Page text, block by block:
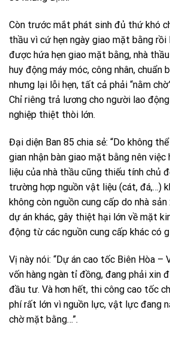
Còn trước mắt phát sinh đủ thứ khó
thầu vì cứ hẹn ngày giao mặt bằng rồi
được hứa hẹn giao mặt bằng, nhà thầu
huy động máy móc, công nhân, chuẩn
nhưng lại lỗi hẹn, tất cả phải “nằm
Chỉ riêng trả lương cho người lao
nghiệp thiệt thòi lớn.
Đại diện Ban 85 chia sẻ: “Do không
gian nhận bàn giao mặt bằng nên
liệu của nhà thầu cũng thiếu tính chủ
trường hợp nguồn vật liệu (cát, đá,…)
không còn nguồn cung cấp do nhà
dự án khác, gây thiệt hại lớn về mặt
động từ các nguồn cung cấp khác có
Vị này nói: “Dự án cao tốc Biên Hòa –
vốn hàng ngàn tỉ đồng, đang phải xin
đầu tư. Và hơn hết, thi công cao tốc
phí rất lớn vì nguồn lực, vật lực đang
chờ mặt bằng…”.